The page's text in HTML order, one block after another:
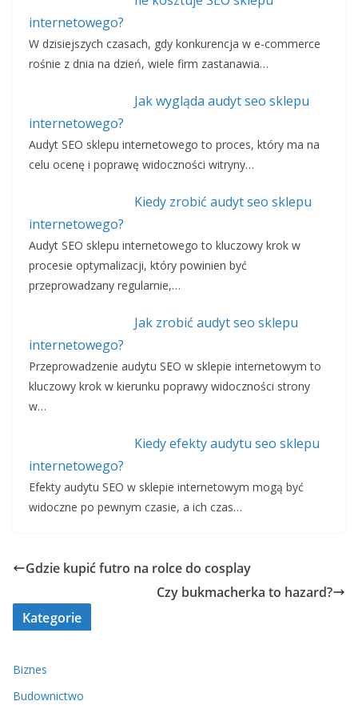
internetowego?
W dzisiejszych czasach, gdy konkurencja w e-commerce
rośnie z dnia na dzień, wiele firm zastanawia…
Jak wygląda audyt seo sklepu
internetowego?
Audyt SEO sklepu internetowego to proces, który ma na
celu ocenę i poprawę widoczności witryny…
Kiedy zrobić audyt seo sklepu
internetowego?
Audyt SEO sklepu internetowego to kluczowy krok w
procesie optymalizacji, który powinien być
przeprowadzany regularnie,…
Jak zrobić audyt seo sklepu
internetowego?
Przeprowadzenie audytu SEO w sklepie internetowym to
kluczowy krok w kierunku poprawy widoczności strony
w…
Kiedy efekty audytu seo sklepu
internetowego?
Efekty audytu SEO w sklepie internetowym mogą być
widoczne po pewnym czasie, a ich czas…
Gdzie kupić futro na rolce do cosplay
Czy bukmacherka to hazard?
Kategorie
Biznes
Budownictwo